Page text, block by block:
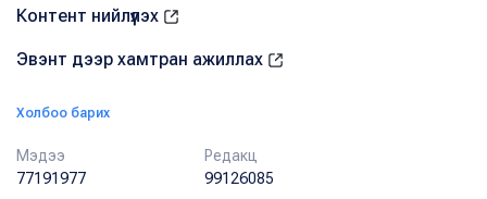
Контент нийлүүлэх
Эвэнт дээр хамтран ажиллах
Холбоо барих
Мэдээ
77191977
Редакц
99126085